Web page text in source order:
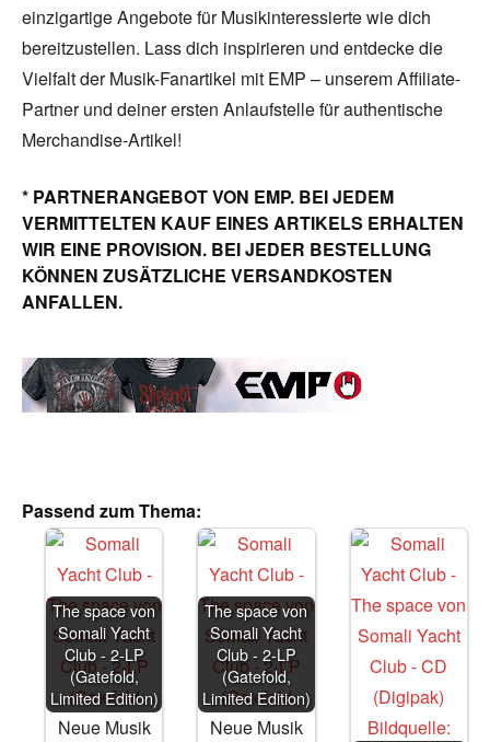
einzigartige Angebote für Musikinteressierte wie dich
bereitzustellen. Lass dich inspirieren und entdecke die
Vielfalt der Musik-Fanartikel mit EMP – unserem Affiliate-
Partner und deiner ersten Anlaufstelle für authentische
Merchandise-Artikel!
* PARTNERANGEBOT VON EMP. BEI JEDEM
VERMITTELTEN KAUF EINES ARTIKELS ERHALTEN
WIR EINE PROVISION. BEI JEDER BESTELLUNG
KÖNNEN ZUSÄTZLICHE VERSANDKOSTEN
ANFALLEN.
Passend zum Thema:
The space von
Somali Yacht
Club - 2-LP
(Gatefold,
Limited Edition)
Neue Musik
The space von
Somali Yacht
Club - 2-LP
(Gatefold,
Limited Edition)
Neue Musik